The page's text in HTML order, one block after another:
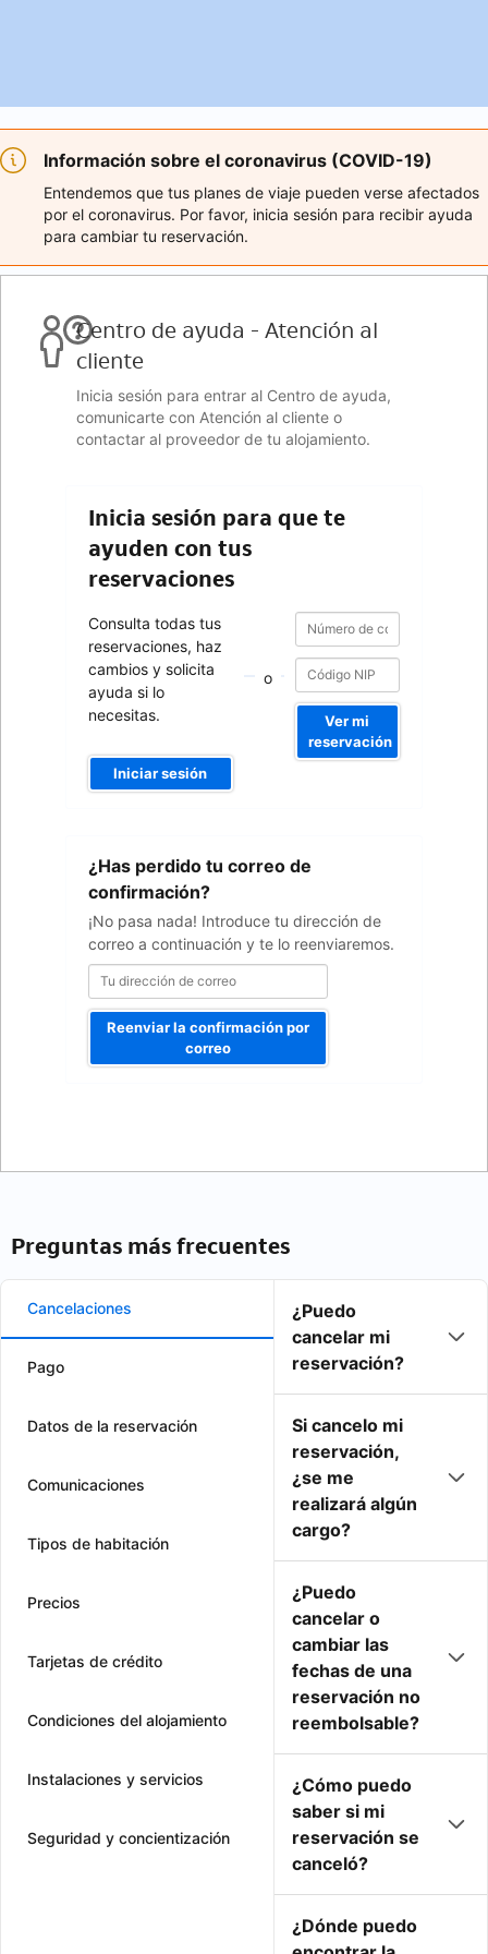
Información sobre el coronavirus (COVID-19)
Entendemos que tus planes de viaje pueden verse afectados
por el coronavirus. Por favor, inicia sesión para recibir ayuda
para cambiar tu reservación.
Centro de ayuda - Atención al
cliente
Inicia sesión para entrar al Centro de ayuda,
comunicarte con Atención al cliente o
contactar al proveedor de tu alojamiento.
Inicia sesión para que te
ayuden con tus
reservaciones
Consulta todas tus
reservaciones, haz
cambios y solicita
ayuda si lo
necesitas.
Iniciar sesión
o
Número
de
confirmación
Número
confirmación
Ver mi
reservación
¿Has perdido tu correo de
confirmación?
¡No pasa nada! Introduce tu dirección de
correo a continuación y te lo reenviaremos.
dirección
correo
Reenviar la confirmación por
correo
Preguntas más frecuentes
Cancelaciones
Pago
Datos de la reservación
Comunicaciones
Tipos de habitación
Precios
Tarjetas de crédito
Condiciones del alojamiento
Instalaciones y servicios
Seguridad y concientización
¿Puedo
cancelar mi
reservación?
Si cancelo mi
reservación,
¿se me
realizará algún
cargo?
¿Puedo
cancelar o
cambiar las
fechas de una
reservación no
reembolsable?
¿Cómo puedo
saber si mi
reservación se
canceló?
¿Dónde puedo